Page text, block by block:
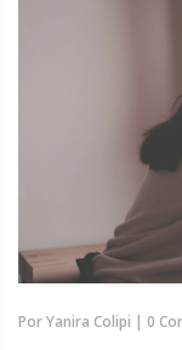
PorYanira Colipi | 0